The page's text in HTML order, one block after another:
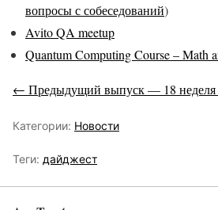
вопросы с собеседований)
Avito QA meetup
Quantum Computing Course – Math
← Предыдущий выпуск — 18 неделя
Категории: Новости
Теги: дайджест